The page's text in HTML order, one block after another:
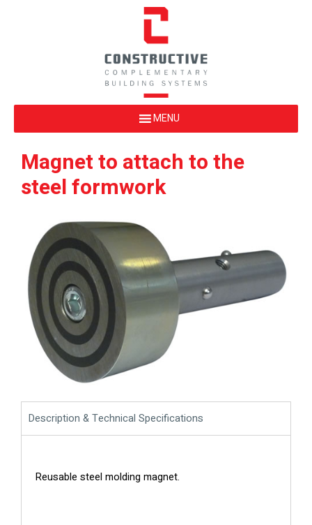
Magnet to attach to the
steel formwork
Description & Technical Specifications
Reusable steel molding magnet.